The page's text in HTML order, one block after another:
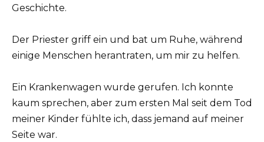
Geschichte.
Der Priester griff ein und bat um Ruhe, während
einige Menschen herantraten, um mir zu helfen.
Ein Krankenwagen wurde gerufen. Ich konnte
kaum sprechen, aber zum ersten Mal seit dem Tod
meiner Kinder fühlte ich, dass jemand auf meiner
Seite war.